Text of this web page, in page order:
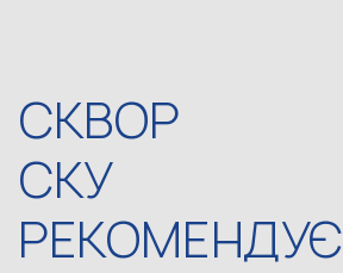
СКВОР
СКУ
РЕКОМЕНДУЄ